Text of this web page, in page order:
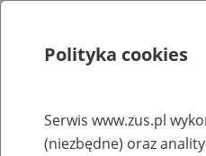
Rejestry, ewidencje i archiwa
Polityka cookies
Serwis www.zus.pl
(niezbędne) oraz